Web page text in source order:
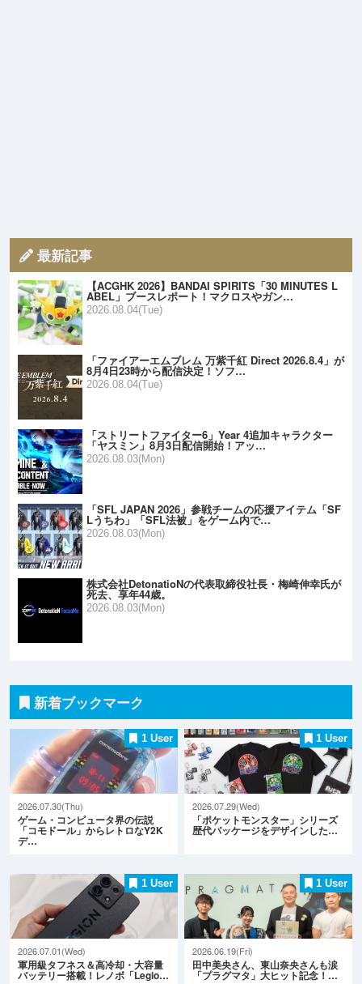
最新記事
【ACGHK 2026】BANDAI SPIRITS「30 MINUTES L
ABEL」ブースレポート！マクロスやガン…
2026.08.04(Tue)
「ファイアーエムブレム 万紫千紅 Direct 2026.8.4」が
8月4日23時から配信決定！ソフ…
2026.08.04(Tue)
「ストリートファイター6」Year 4追加キャラクター
「ヤスミン」8月3日配信開始！アッ…
2026.08.03(Mon)
「SFL JAPAN 2026」参戦チームの応援アイテム「SF
Lうちわ」「SFL法被」をゲーム内で…
2026.08.03(Mon)
株式会社DetonatioNの代表取締役社長・梅崎伸幸氏が
死去、享年44歳。
2026.08.03(Mon)
新着ブックマーク
1 User
2026.07.30(Thu)
ゲーム・コンピュータ界の伝説
「コモドール」からレトロなY2K
デ…
1 User
2026.07.29(Wed)
「ポケットモンスター」シリーズ
歴代パッケージをデザインした…
1 User
2026.07.01(Wed)
軍用級タフネス＆高冷却・大容量
バッテリー搭載！レノボ「Legio…
1 User
2026.06.19(Fri)
田中美央さん、東山奈央さんも涙
「プラグマタ」大ヒット記念！…